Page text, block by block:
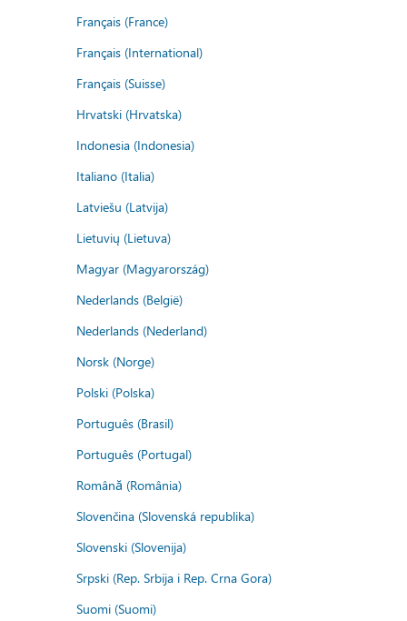
Français (France)
Français (International)
Français (Suisse)
Hrvatski (Hrvatska)
Indonesia (Indonesia)
Italiano (Italia)
Latviešu (Latvija)
Lietuvių (Lietuva)
Magyar (Magyarország)
Nederlands (België)
Nederlands (Nederland)
Norsk (Norge)
Polski (Polska)
Português (Brasil)
Português (Portugal)
Română (România)
Slovenčina (Slovenská republika)
Slovenski (Slovenija)
Srpski (Rep. Srbija i Rep. Crna Gora)
Suomi (Suomi)